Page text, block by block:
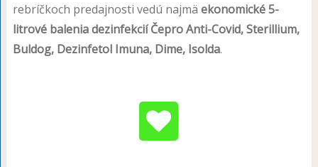
rebríčkoch predajnosti vedú najmä ekonomické 5-
litrové balenia dezinfekcií Čepro Anti-Covid, Sterillium,
Buldog, Dezinfetol Imuna, Dime, Isolda.